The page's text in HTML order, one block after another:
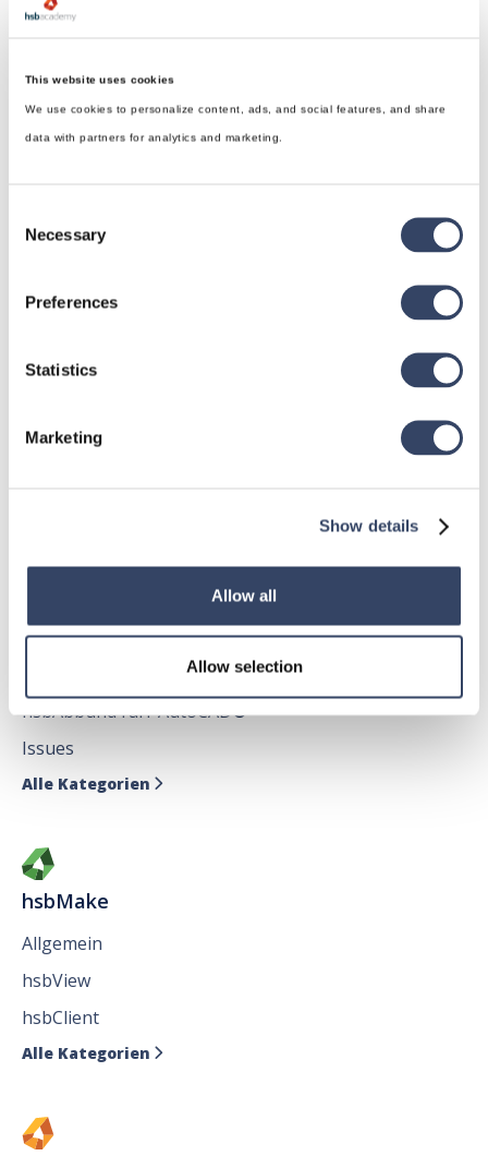
This website uses cookies
We use cookies to personalize content, ads, and social features, and share
data with partners for analytics and marketing.
Selection
Necessary
Preferences
Statistics
Marketing
Show details
Allow all
Allow selection
hsbDesign für Revit®
hsbDach
hsbDesign für AutoCAD®
hsbAbbund fürr AutoCAD®
Issues
Alle Kategorien 
hsbMake
Allgemein
hsbView
hsbClient
Alle Kategorien 